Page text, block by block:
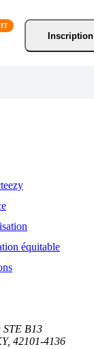
Inscription
équitable
B13
42101-4136